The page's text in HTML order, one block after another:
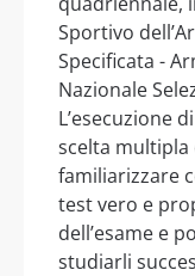
Sportivo
Specificata -
Nazionale
L’esecuzione
scelta
familiarizzare
test vero e
dell’esame e
studiarli